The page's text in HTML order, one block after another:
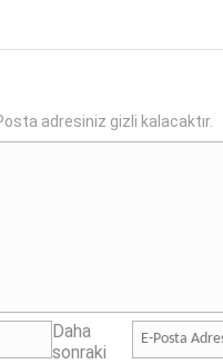
adresiniz gizli kalacaktır.
Daha
sonraki